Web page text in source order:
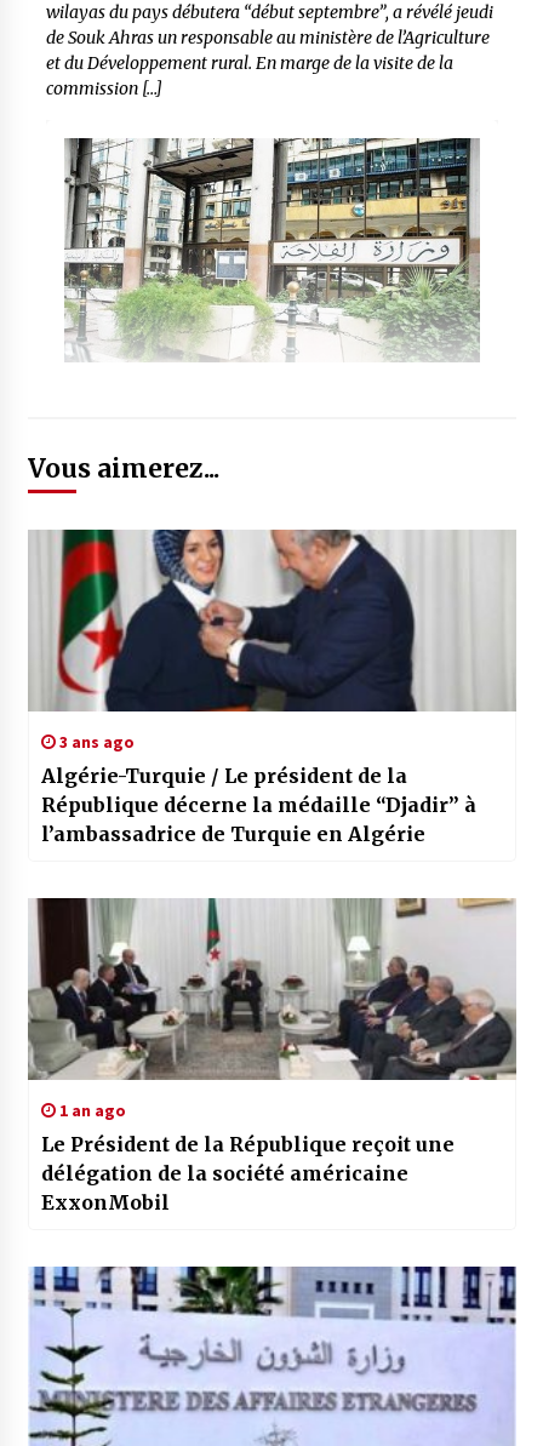
wilayas du pays débutera “début septembre”, a révélé jeudi
de Souk Ahras un responsable au ministère de l’Agriculture
et du Développement rural. En marge de la visite de la
commission […]
Vous aimerez...
3 ans ago
Algérie-Turquie / Le président de la
République décerne la médaille “Djadir” à
1 an ago
Le Président de la République reçoit une
délégation de la société américaine
ExxonMobil